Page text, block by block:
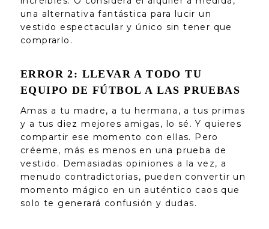
una alternativa fantástica para lucir un
vestido espectacular y único sin tener que
comprarlo.
ERROR 2: LLEVAR A TODO TU
EQUIPO DE FÚTBOL A LAS PRUEBAS
Amas a tu madre, a tu hermana, a tus primas
y a tus diez mejores amigas, lo sé. Y quieres
compartir ese momento con ellas. Pero
créeme, más es menos en una prueba de
vestido. Demasiadas opiniones a la vez, a
menudo contradictorias, pueden convertir un
momento mágico en un auténtico caos que
solo te generará confusión y dudas.